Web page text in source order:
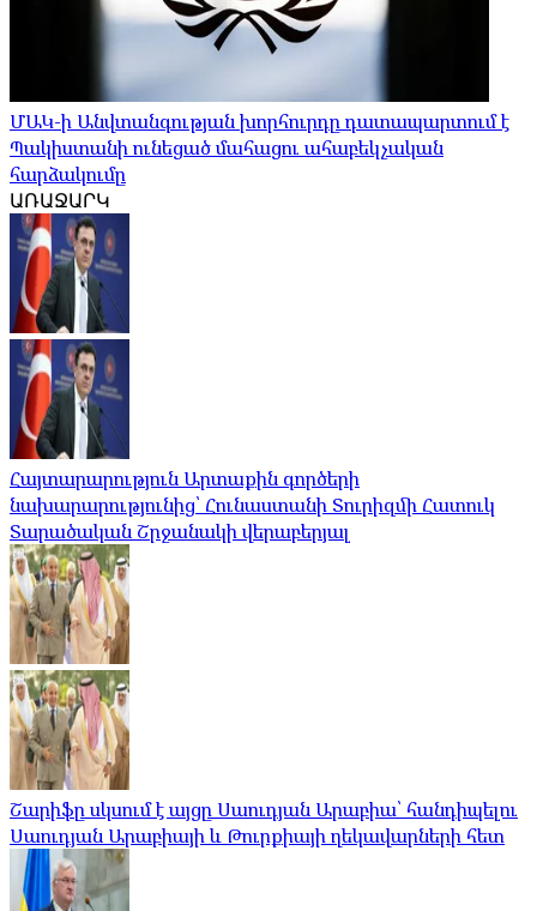
ՄԱԿ-ի Անվտանգության խորհուրդը դատապարտում է
Պակիստանի ունեցած մահացու ահաբեկչական
հարձակումը
ԱՌԱՋԱՐԿ
Հայտարարություն Արտաքին գործերի
նախարարությունից՝ Հունաստանի Տուրիզմի Հատուկ
Տարածական Շրջանակի վերաբերյալ
Շարիֆը սկսում է այցը Սաուդյան Արաբիա՝ հանդիպելու
Սաուդյան Արաբիայի և Թուրքիայի ղեկավարների հետ